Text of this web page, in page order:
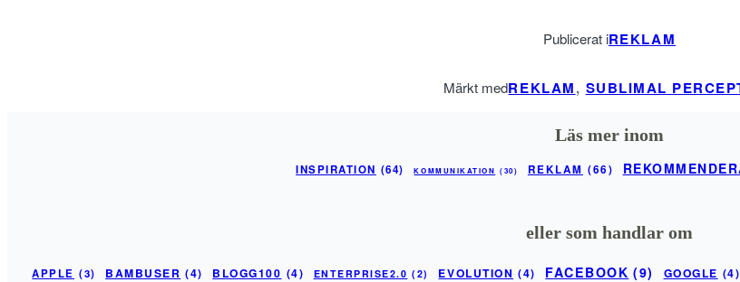
Publicerat iREKLAM
Märkt medREKLAM, SUBLIMAL
Läs mer inom
INSPIRATION (64) KOMMUNIKATION (30) REKLAM (66)
eller som handlar om
APPLE (3) BAMBUSER (4) BLOGG100 (4) ENTERPRISE2.0 (2) EVOLUTION (4) FACEBOOK (9) GOOGLE (4)